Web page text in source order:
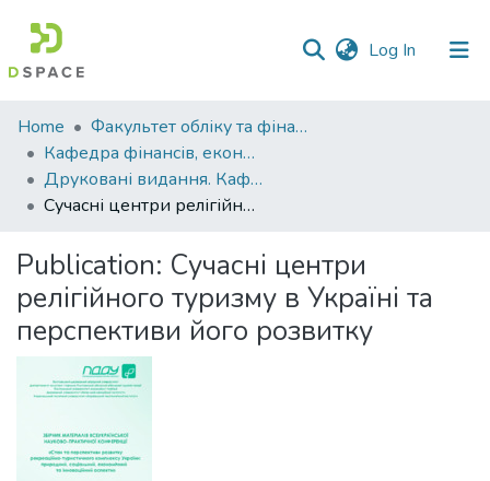
Log In (current)
Communities
&
Collections
All of DSpace
Statistics
Home
Факультет обліку та фінансів
Кафедра фінансів, економічних досліджень і туризму
Друковані видання. Кафедра фінансів, економічних досліджень і туризму
Сучасні центри релігійного туризму в Україні та перспективи його розвитку
Publication: Сучасні центри
релігійного туризму в Україні та
перспективи його розвитку